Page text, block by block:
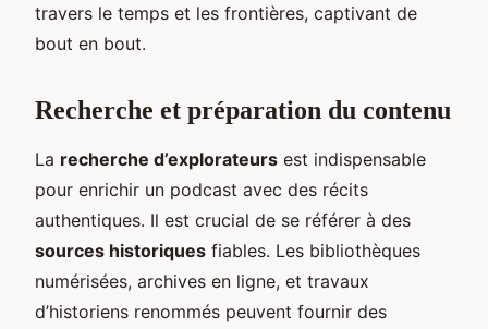
travers le temps et les frontières, captivant de
bout en bout.
Recherche et préparation du contenu
La recherche d’explorateurs est indispensable
pour enrichir un podcast avec des récits
authentiques. Il est crucial de se référer à des
sources historiques fiables. Les bibliothèques
numérisées, archives en ligne, et travaux
d’historiens renommés peuvent fournir des